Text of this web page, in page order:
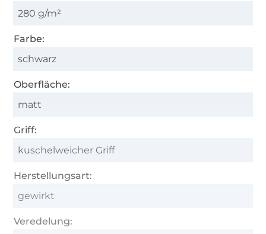
280 g/m²
Farbe:
schwarz
Oberfläche:
matt
Griff:
kuschelweicher Griff
Herstellungsart:
gewirkt
Veredelung: